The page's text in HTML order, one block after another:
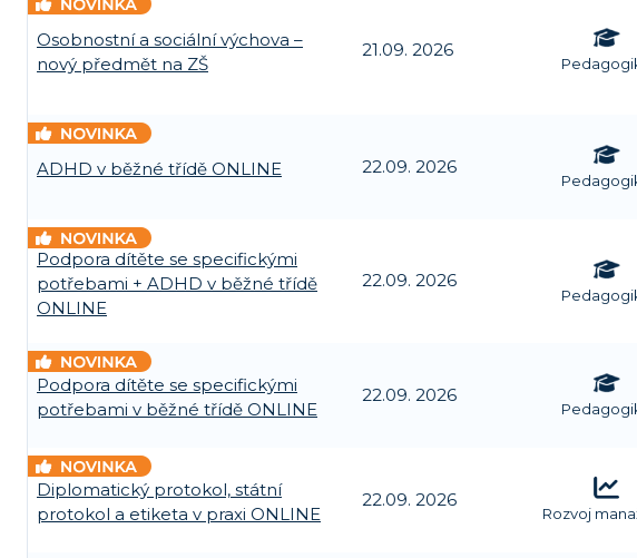
Osobnostní a sociální výchova –
nový předmět na ZŠ
21.09. 2026
ADHD v běžné třídě ONLINE 22.09. 2026
Podpora dítěte se specifickými
potřebami + ADHD v běžné třídě
ONLINE
22.09. 2026
Podpora dítěte se specifickými
potřebami v běžné třídě ONLINE
22.09. 2026
Diplomatický protokol, státní
protokol a etiketa v praxi ONLINE
22.09. 2026
Rozvoj